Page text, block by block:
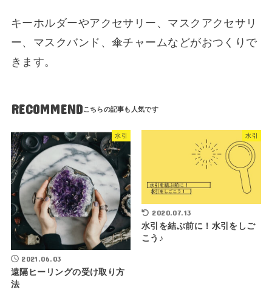
キーホルダーやアクセサリー、マスクアクセサリ
ー、マスクバンド、傘チャームなどがおつくりで
きます。
RECOMMEND
水引
2021.06.03
遠隔ヒーリングの受け取り方
法
水引
2020.07.13
水引を結ぶ前に！水引をしご
こう♪